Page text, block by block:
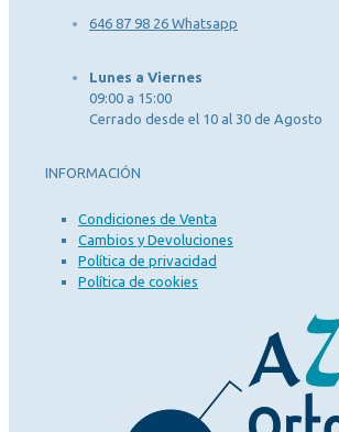
646 87 98 26 Whatsapp
Lunes a Viernes
09:00 a 15:00
Cerrado desde el 10 al 30 de Agosto
INFORMACIÓN
Condiciones de Venta
Cambios y Devoluciones
Política de privacidad
Política de cookies